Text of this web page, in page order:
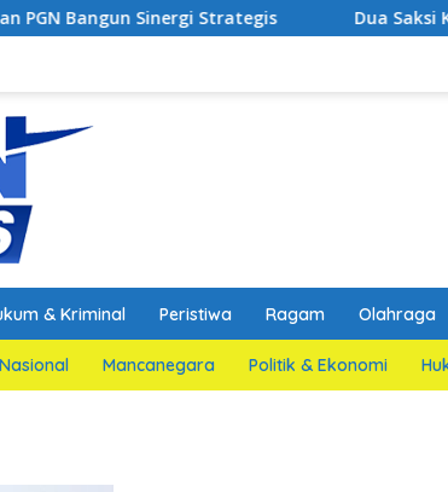
Strategis Dua Saksi Kunci Ungkap
& Kriminal Peristiwa Ragam Olahraga
Nasional Mancanegara Politik & Ekonomi